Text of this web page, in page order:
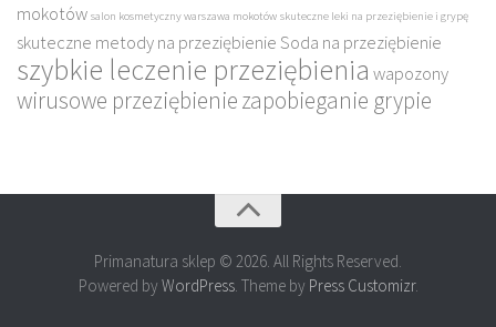
mokotów salon kosmetyczny warszawa mokotów skuteczne leki na przeziębienie i grypę
skuteczne metody na przeziębienieSoda na przeziębienie
szybkie leczenie przeziębienia wapozony
wirusowe przeziębieniezapobieganie grypie
Primanatura sklep © 2026. All Rights Reserved.
Powered by WordPress. Theme by Press Customizr.